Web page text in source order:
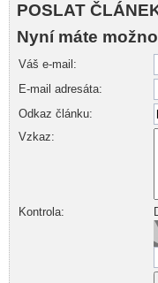
POSLAT
Nyní máte
Váš e-mail:
E-mail adresáta:
Odkaz článku:
Vzkaz:
Kontrola: